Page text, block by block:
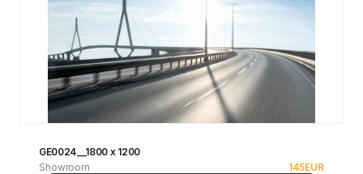
GE0024__1800 x 1200
Showroom
145EUR